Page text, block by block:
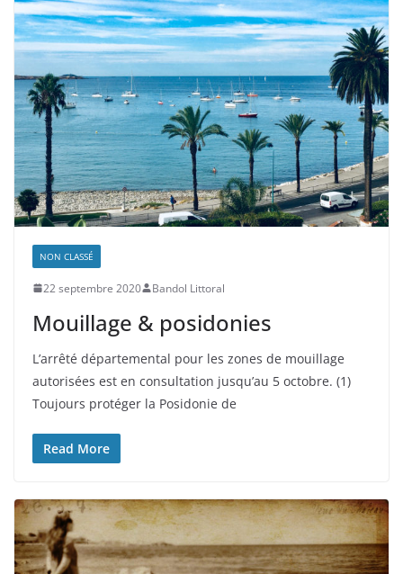
NON CLASSÉ
22 septembre 2020 Bandol Littoral
Mouillage & posidonies
L’arrêté départemental pour les zones de mouillage
autorisées est en consultation jusqu’au 5 octobre. (1)
Toujours protéger la Posidonie de
Read More